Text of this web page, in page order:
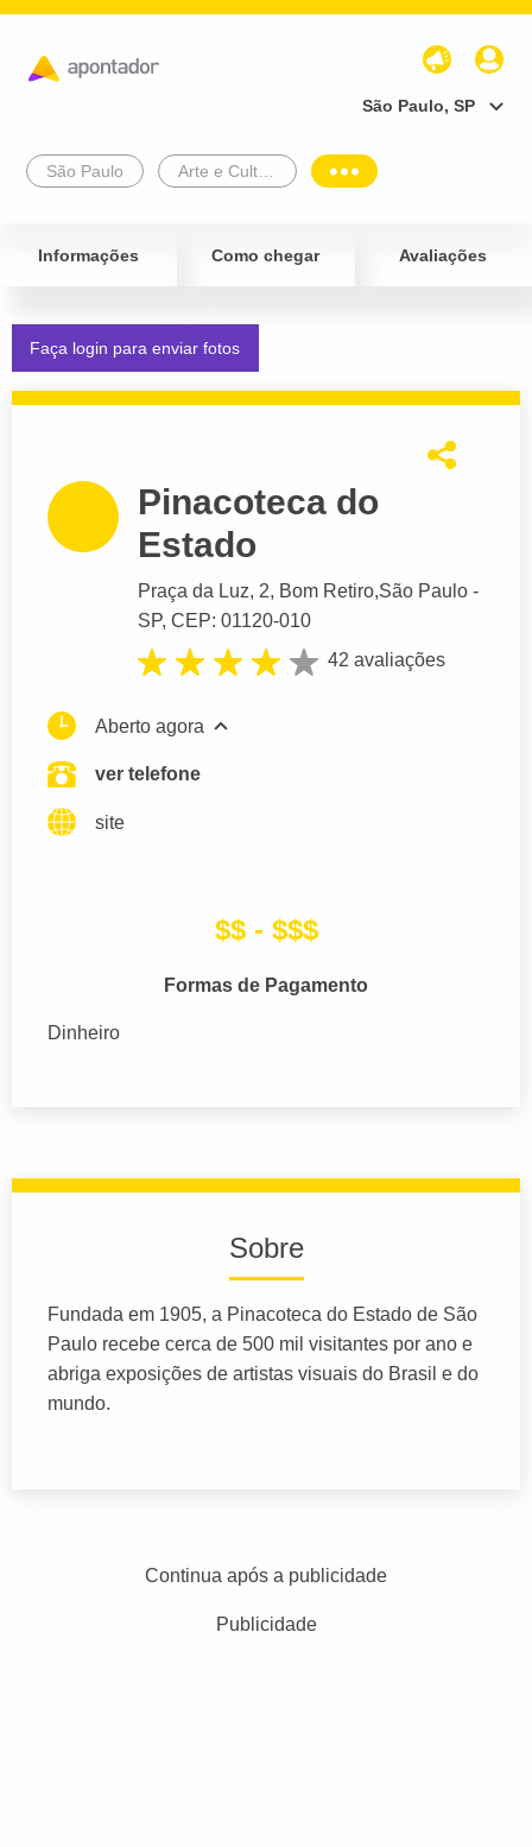
São Paulo, SP
São Paulo
Informações Como chegar Avaliações
Faça login para enviar fotos
Pinacoteca do
Estado
Praça da Luz, 2, Bom Retiro,São Paulo -
SP, CEP: 01120-010
42 avaliações
Aberto agora
ver telefone
site
$$ - $$$
Formas de Pagamento
Dinheiro
Sobre
Fundada em 1905, a Pinacoteca do Estado de São
Paulo recebe cerca de 500 mil visitantes por ano e
abriga exposições de artistas visuais do Brasil e do
mundo.
Continua após a publicidade
Publicidade